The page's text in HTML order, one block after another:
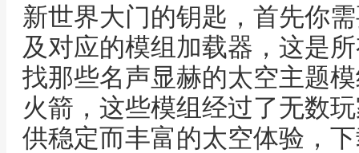
新世界大门的钥匙，首先你
及对应的模组加载器，这是
找那些名声显赫的太空主题
火箭，这些模组经过了无数
供稳定而丰富的太空体验，